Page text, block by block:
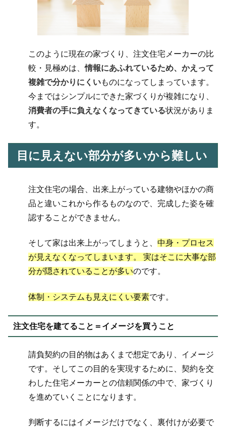
このように現在の家づくり、注文住宅メーカーの比
較・見極めは、情報にあふれているため、かえって
複雑で分かりにくいものになってしまっています。
今まではシンプルにできた家づくりが複雑になり、
消費者の手に負えなくなってきている状況がありま
す。
目に見えない部分が多いから難しい
注文住宅の場合、出来上がっている建物やほかの商
品と違いこれから作るものなので、完成した姿を確
認することができません。
そして家は出来上がってしまうと、 中身・プロセス
が見えなくなってしまいます。 実はそこに大事な部
分が隠されていることが多いのです。
体制・システムも見えにくい要素です。
注文住宅を建てること＝イメージを買うこと
請負契約の目的物はあくまで想定であり、イメージ
です。そしてこの目的を実現するために、契約を交
わした住宅メーカーとの信頼関係の中で、家づくり
を進めていくことになります。
判断するにはイメージだけでなく、裏付けが必要で